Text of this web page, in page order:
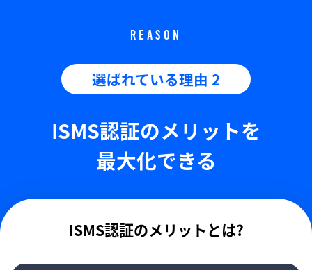
REASON
選ばれている理由 2
ISMS認証のメリットを
最大化できる
ISMS認証のメリットとは?